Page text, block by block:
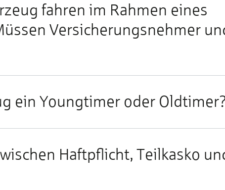
fahren im Rahmen eines
Versicherungsnehmer
ein Youngtimer oder
Haftpflicht, Teilkasko